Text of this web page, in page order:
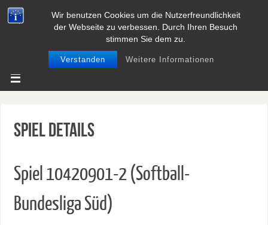
Wir benutzen Cookies um die Nutzerfreundlichkeit
der Webseite zu verbessen. Durch Ihren Besuch
stimmen Sie dem zu.
Verstanden Weitere Informationen
BASEBALL UND SOFTBALL IN
NIEDERSACHSEN
Spiel Details
Spiel 10420901-2 (Softball-
Bundesliga Süd)